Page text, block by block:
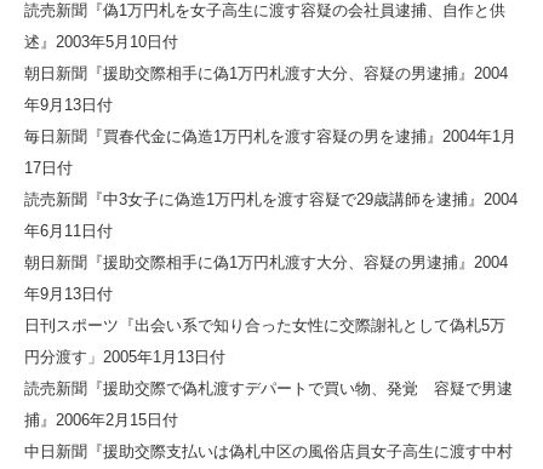
読売新聞『偽1万円札を女子高生に渡す容疑の会社員逮捕、自作と供
述』2003年5月10日付
朝日新聞『援助交際相手に偽1万円札渡す大分、容疑の男逮捕』2004
年9月13日付
毎日新聞『買春代金に偽造1万円札を渡す容疑の男を逮捕』2004年1月
17日付
読売新聞『中3女子に偽造1万円札を渡す容疑で29歳講師を逮捕』2004
年6月11日付
朝日新聞『援助交際相手に偽1万円札渡す大分、容疑の男逮捕』2004
年9月13日付
日刊スポーツ『出会い系で知り合った女性に交際謝礼として偽札5万
円分渡す」2005年1月13日付
読売新聞『援助交際で偽札渡すデパートで買い物、発覚 容疑で男逮
捕』2006年2月15日付
中日新聞『援助交際支払いは偽札中区の風俗店員女子高生に渡す中村